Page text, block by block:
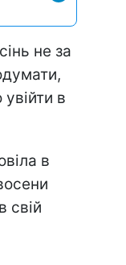
не за
в
в
свій